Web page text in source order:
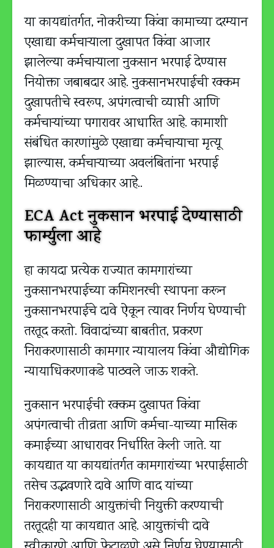
या कायद्यांतर्गत, नोकरीच्या किंवा कामाच्या दरम्यान
एखाद्या कर्मचाऱ्याला दुखापत किंवा आजार
झालेल्या कर्मचाऱ्याला नुकसान भरपाई देण्यास
नियोक्ता जबाबदार आहे. नुकसानभरपाईची रक्कम
दुखापतीचे स्वरूप, अपंगत्वाची व्याप्ती आणि
कर्मचार्‍यांच्या पगारावर आधारित आहे. कामाशी
संबंधित कारणांमुळे एखाद्या कर्मचाऱ्याचा मृत्यू
झाल्यास, कर्मचाऱ्याच्या अवलंबितांना भरपाई
मिळण्याचा अधिकार आहे..
ECA Act नुकसान भरपाई देण्यासाठी
फार्म्युला आहे
हा कायदा प्रत्येक राज्यात कामगारांच्या
नुकसानभरपाईच्या कमिशनरची स्थापना करून
नुकसानभरपाईचे दावे ऐकून त्यावर निर्णय घेण्याची
तरतूद करतो. विवादांच्या बाबतीत, प्रकरण
निराकरणासाठी कामगार न्यायालय किंवा औद्योगिक
न्यायाधिकरणाकडे पाठवले जाऊ शकते.
नुकसान भरपाईची रक्कम दुखापत किंवा
अपंगत्वाची तीव्रता आणि कर्मचा-याच्या मासिक
कमाईच्या आधारावर निर्धारित केली जाते. या
कायद्यात या कायद्यांतर्गत कामगारांच्या भरपाईसाठी
तसेच उद्भवणारे दावे आणि वाद यांच्या
निराकरणासाठी आयुक्तांची नियुक्ती करण्याची
तरतूदही या कायद्यात आहे. आयुक्तांची दावे